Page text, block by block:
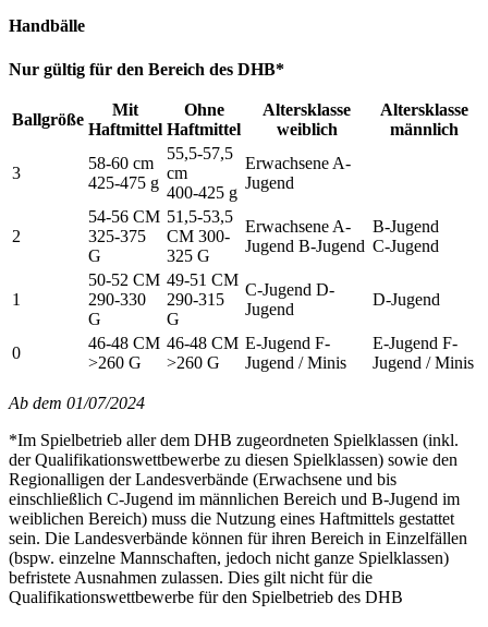
Handbälle
Nur gültig für den Bereich des DHB*
Ballgröße
Mit
Haftmittel
Ohne
Haftmittel
Altersklasse
weiblich
Altersklasse
männlich
3
58-60 cm
425-475 g
55,5-57,5
cm
400-425 g
Erwachsene A-
Jugend
2
54-56 CM
325-375
G
51,5-53,5
CM 300-
325 G
Erwachsene A-
Jugend B-Jugend
B-Jugend
C-Jugend
1
50-52 CM
290-330
G
49-51 CM
290-315
G
C-Jugend D-
Jugend
D-Jugend
0
46-48 CM
>260 G
46-48 CM
>260 G
E-Jugend F-
Jugend / Minis
E-Jugend F-
Jugend / Minis
Ab dem 01/07/2024
*Im Spielbetrieb aller dem DHB zugeordneten Spielklassen (inkl.
der Qualifikationswettbewerbe zu diesen Spielklassen) sowie den
Regionalligen der Landesverbände (Erwachsene und bis
einschließlich C-Jugend im männlichen Bereich und B-Jugend im
weiblichen Bereich) muss die Nutzung eines Haftmittels gestattet
sein. Die Landesverbände können für ihren Bereich in Einzelfällen
(bspw. einzelne Mannschaften, jedoch nicht ganze Spielklassen)
befristete Ausnahmen zulassen. Dies gilt nicht für die
Qualifikationswettbewerbe für den Spielbetrieb des DHB